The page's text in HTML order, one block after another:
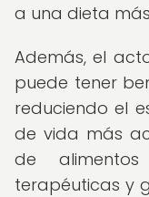
a una dieta
Además, el
puede tener
reduciendo el
de vida más
de
terapéuticas y